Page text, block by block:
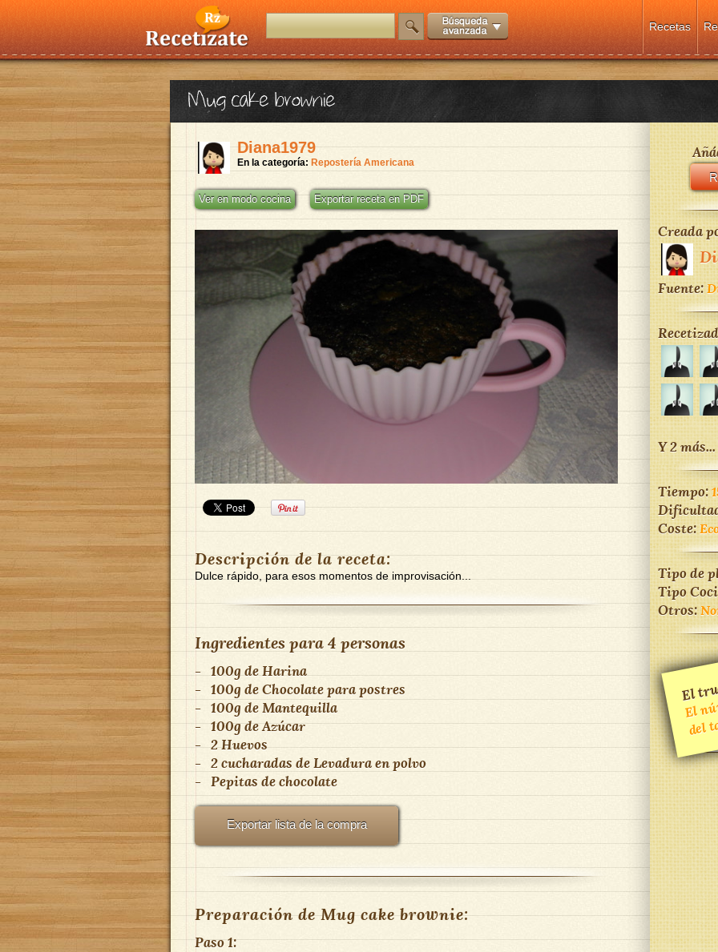
Recetas
Mug cake brownie
Diana1979
En la categoría: Repostería Americana
Ver en modo cocina Exportar receta en PDF
Descripción de la receta:
Dulce rápido, para esos momentos de improvisación...
Ingredientes para4 personas
- 100gdeHarina
- 100g deChocolate para postres
- 100g deMantequilla
- 100gdeAzúcar
- 2Huevos
- 2 cucharadas deLevadura en polvo
- Pepitas de chocolate
Exportar lista de la compra
Preparación de Mug cake brownie:
Paso 1:
Creada
Fuente:
Y 2 más...
Tiempo:
Coste:
Tipo de
Tipo
Otros:
El